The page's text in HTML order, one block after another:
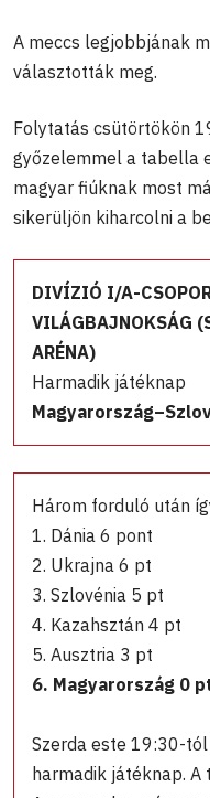
A meccs legjobbjának
választották meg.
Folytatás csütörtökön
győzelemmel a tabella
magyar fiúknak most
sikerüljön kiharcolni a
DIVÍZIÓ I/A-
VILÁGBAJNOKSÁG
ARÉNA)
Harmadik játéknap
Három forduló után
1. Dánia 6 pont
2. Ukrajna 6 pt
3. Szlovénia 5 pt
4. Kazahsztán 4 pt
5. Ausztria 3 pt
6. Magyarország 0
Szerda este 19:30-
harmadik játéknap.